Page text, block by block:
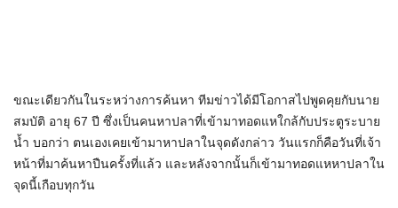
ขณะเดียวกันในระหว่างการค้นหา ทีมข่าวได้มีโอกาสไปพูดคุยกับนาย
สมบัติ อายุ 67 ปี ซึ่งเป็นคนหาปลาที่เข้ามาทอดแหใกล้กับประตูระบาย
น้ำ บอกว่า ตนเองเคยเข้ามาหาปลาในจุดดังกล่าว วันแรกก็คือวันที่เจ้า
หน้าที่มาค้นหาปืนครั้งที่แล้ว และหลังจากนั้นก็เข้ามาทอดแหหาปลาใน
จุดนี้เกือบทุกวัน